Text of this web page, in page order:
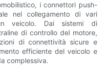
i connettori push-
nel collegamento di vari
veicolo. Dai sistemi di
di controllo del motore,
di connettività sicure e
efficiente del veicolo e
complessiva.